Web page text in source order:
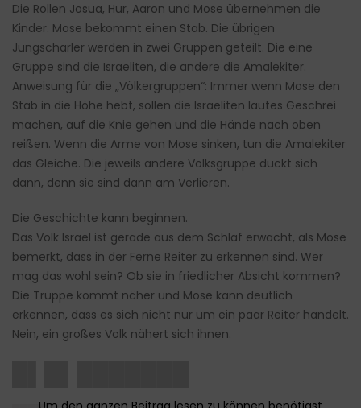
Die Rollen Josua, Hur, Aaron und Mose übernehmen die
Kinder. Mose bekommt einen Stab. Die übrigen
Jungscharler werden in zwei Gruppen geteilt. Die eine
Gruppe sind die Israeliten, die andere die Amalekiter.
Anweisung für die „Völkergruppen“: Immer wenn Mose den
Stab in die Höhe hebt, sollen die Israeliten lautes Geschrei
machen, auf die Knie gehen und die Hände nach oben
reißen. Wenn die Arme von Mose sinken, tun die Amalekiter
das Gleiche. Die jeweils andere Volksgruppe duckt sich
dann, denn sie sind dann am Verlieren.
Die Geschichte kann beginnen.
Das Volk Israel ist gerade aus dem Schlaf erwacht, als Mose
bemerkt, dass in der Ferne Reiter zu erkennen sind. Wer
mag das wohl sein? Ob sie in friedlicher Absicht kommen?
Die Truppe kommt näher und Mose kann deutlich
erkennen, dass es sich nicht nur um ein paar Reiter handelt.
Nein, ein großes Volk nähert sich ihnen.